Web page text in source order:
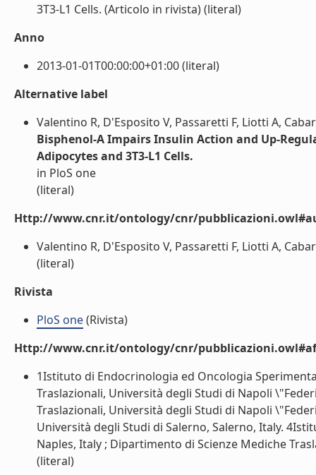
3T3-L1 Cells. (Articolo in rivista) (literal)
Anno
2013-01-01T00:00:00+01:00 (literal)
Alternative label
Valentino R, D'Esposito V, Passaretti F, Liotti A,
Bisphenol-A Impairs Insulin Action and Up-
Adipocytes and 3T3-L1 Cells.
in PloS one
(literal)
Http://www.cnr.it/ontology/cnr/
Valentino R, D'Esposito V, Passaretti F, Liotti A,
(literal)
Rivista
PloS one(Rivista)
Http://www.cnr.it/ontology/cnr/
1Istituto di Endocrinologia ed Oncologia
Traslazionali, Università degli Studi di Napoli
Traslazionali, Università degli Studi di Napoli
Università degli Studi di Salerno, Salerno, Italy.
Naples, Italy ; Dipartimento di Scienze Mediche
(literal)